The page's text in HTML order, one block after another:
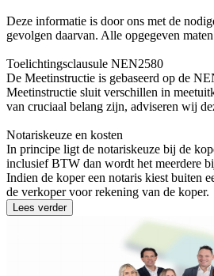
Deze informatie is door ons met de
gevolgen daarvan. Alle opgegeven
Toelichtingsclausule NEN2580
De Meetinstructie is gebaseerd op de
Meetinstructie sluit verschillen in
van cruciaal belang zijn, adviseren wij
Notariskeuze en kosten
In principe ligt de notariskeuze bij de
inclusief BTW dan wordt het meerdere
Indien de koper een notaris kiest buiten
de verkoper voor rekening van de koper.
Lees verder